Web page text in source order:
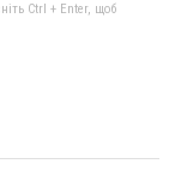
Ctrl + Enter, щоб